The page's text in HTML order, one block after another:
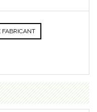
FABRICANT